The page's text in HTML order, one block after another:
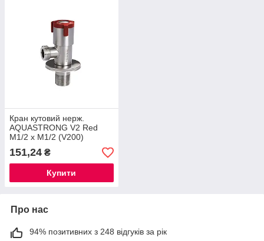
Кран кутовий нерж.
AQUASTRONG V2 Red
M1/2 х M1/2 (V200)
151,24 ₴
Купити
Про нас
94% позитивних з 248 відгуків за рік